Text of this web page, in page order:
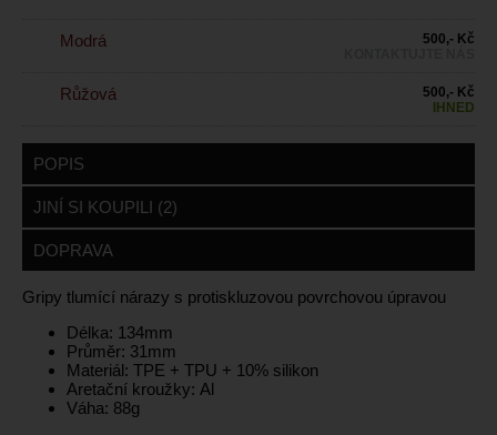
Modrá
500,- Kč
Růžová
500,- Kč
IHNED
POPIS
JINÍ SI KOUPILI (2)
DOPRAVA
Gripy tlumící nárazy s protiskluzovou povrchovou úpravou
Délka: 134mm
Průměr: 31mm
Materiál: TPE + TPU + 10% silikon
Aretační kroužky: Al
Váha: 88g